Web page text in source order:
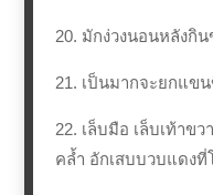
20. มักง่วงนอนหลังกิ
21. เป็นมากจะยกแข
22. เล็บมือ เล็บเท้าข
คล้ำ อักเสบบวบแดงที่